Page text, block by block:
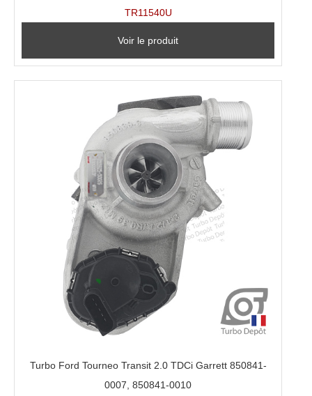
TR11540U
Voir le produit
Turbo Ford Tourneo Transit 2.0 TDCi Garrett 850841-
0007, 850841-0010